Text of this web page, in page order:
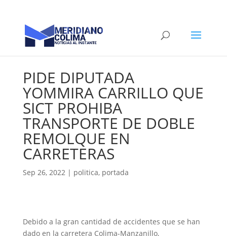
PIDE DIPUTADA
YOMMIRA CARRILLO QUE
SICT PROHIBA
TRANSPORTE DE DOBLE
REMOLQUE EN
CARRETERAS
Sep 26, 2022| politica, portada
Debido a la gran cantidad de accidentes que se han
dado en la carretera Colima-Manzanillo,